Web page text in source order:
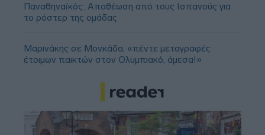
Παναθηναϊκός: Αποθέωση από τους Ισπανούς για
το ρόστερ της ομάδας
Μαρινάκης σε Μονκάδα, «πέντε μεταγραφές
έτοιμων παικτών στον Ολυμπιακό, άμεσα!»